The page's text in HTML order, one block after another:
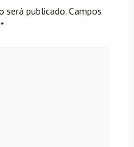
será publicado. Campos
*